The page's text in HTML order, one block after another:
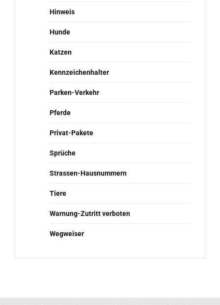
Hinweis
Hunde
Katzen
Kennzeichenhalter
Parken-Verkehr
Pferde
Privat-Pakete
Sprüche
Strassen-Hausnummern
Tiere
Warnung-Zutritt verboten
Wegweiser